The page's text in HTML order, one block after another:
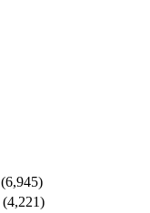
(6,945)
(4,221)